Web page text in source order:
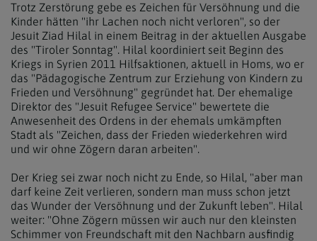
Trotz Zerstörung gebe es Zeichen für Versöhnung und die
Kinder hätten "ihr Lachen noch nicht verloren", so der
Jesuit Ziad Hilal in einem Beitrag in der aktuellen Ausgabe
des "Tiroler Sonntag". Hilal koordiniert seit Beginn des
Kriegs in Syrien 2011 Hilfsaktionen, aktuell in Homs, wo er
das "Pädagogische Zentrum zur Erziehung von Kindern zu
Frieden und Versöhnung" gegründet hat. Der ehemalige
Direktor des "Jesuit Refugee Service" bewertete die
Anwesenheit des Ordens in der ehemals umkämpften
Stadt als "Zeichen, dass der Frieden wiederkehren wird
und wir ohne Zögern daran arbeiten".
Der Krieg sei zwar noch nicht zu Ende, so Hilal, "aber man
darf keine Zeit verlieren, sondern man muss schon jetzt
das Wunder der Versöhnung und der Zukunft leben". Hilal
weiter: "Ohne Zögern müssen wir auch nur den kleinsten
Schimmer von Freundschaft mit den Nachbarn ausfindig